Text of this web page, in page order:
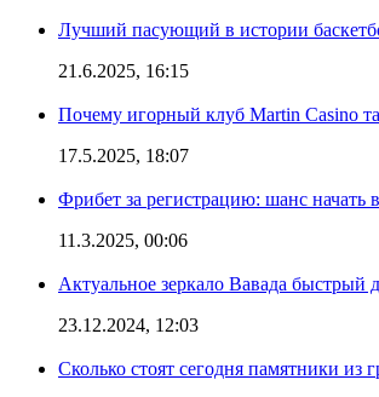
Лучший пасующий в истории
21.6.2025, 16:15
Почему игорный клуб Martin Casino
17.5.2025, 18:07
Фрибет за регистрацию: шанс начать
11.3.2025, 00:06
Актуальное зеркало Вавада быстрый
23.12.2024, 12:03
Сколько стоят сегодня памятники из